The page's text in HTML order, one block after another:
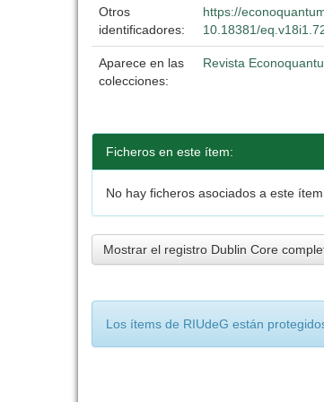
Otros
identificadores:
https://
10.18381/
Aparece en las
colecciones:
Revista
Ficheros en este ítem:
No hay ficheros asociados a este ítem.
Mostrar el registro Dublin Core
Los ítems de RIUdeG están